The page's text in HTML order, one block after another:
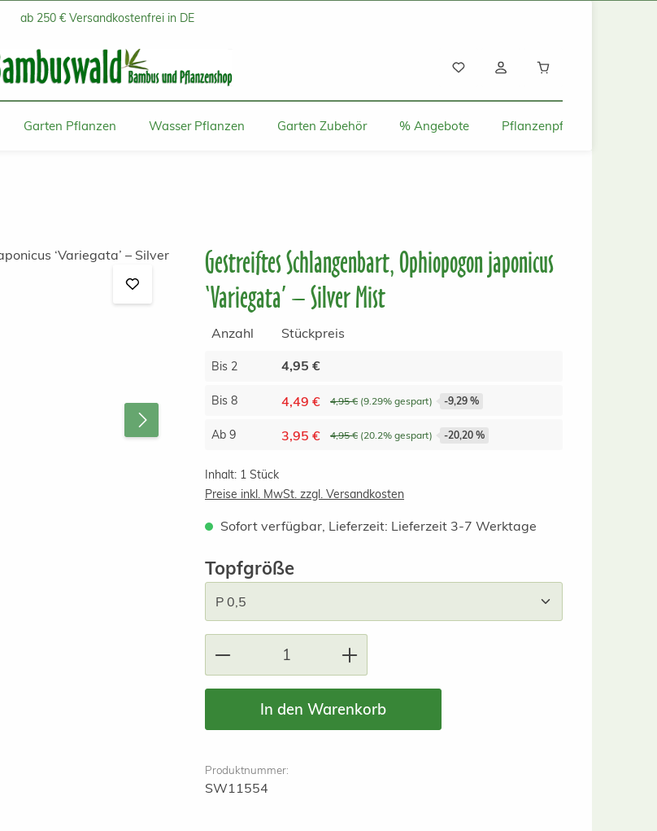
ab 250 € Versandkostenfrei in DE
Garten Pflanzen Wasser Pflanzen Garten Zubehör % Angebote Pflanzenpflege und Tipps
Gestreiftes Schlangenbart, Ophiopogon japonicus
‘Variegata’ – Silver Mist
Anzahl Stückpreis
Bis 2 4,95 €
Bis 8 4,49 € 4,95 € (9.29% gespart) -9,29 %
Ab 9 3,95 € 4,95 € (20.2% gespart) -20,20 %
Inhalt: 1 Stück
Preise inkl. MwSt. zzgl. Versandkosten
Sofort verfügbar, Lieferzeit: Lieferzeit 3-7 Werktage
Topfgrößeauswählen
Produkt Anzahl: Gib den gewünschten Wert ein
In den Warenkorb
Produktnummer:
SW11554